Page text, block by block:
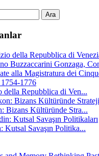
Ara
della Repubblica di Ven...
Bizans Kültüründe Stra...
Kutsal Savaşın Politika...